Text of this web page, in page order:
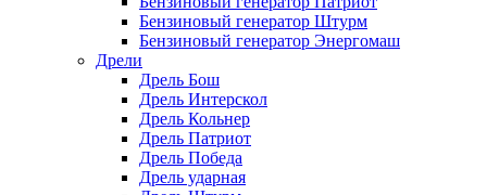
Бензиновый генератор Штурм
Бензиновый генератор Энергомаш
Дрели
Дрель Бош
Дрель Интерскол
Дрель Кольнер
Дрель Патриот
Дрель Победа
Дрель ударная